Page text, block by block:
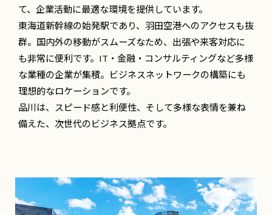
て、企業活動に最適な環境を提供しています。
東海道新幹線の始発駅であり、羽田空港へのアクセスも抜
群。国内外の移動がスムーズなため、出張や来客対応に
も非常に便利です。IT・金融・コンサルティングなど多様
な業種の企業が集積。ビジネスネットワークの構築にも
理想的なロケーションです。
品川は、スピード感と利便性、そして多様な表情を兼ね
備えた、次世代のビジネス拠点です。